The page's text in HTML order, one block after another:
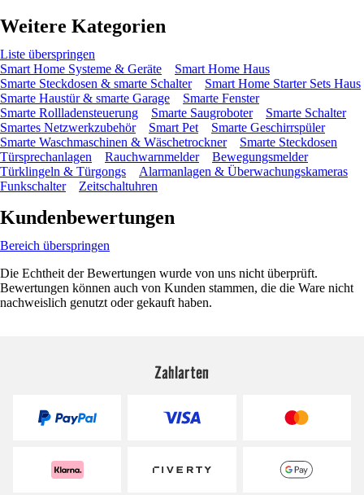
Weitere Kategorien
Liste überspringen
Smart Home Systeme & Geräte
Smart Home Haus
Smarte Steckdosen & smarte Schalter
Smart Home Starter Sets Haus
Smarte Haustür & smarte Garage
Smarte Fenster
Smarte Rollladensteuerung
Smarte Saugroboter
Smarte Schalter
Smartes Netzwerkzubehör
Smart Pet
Smarte Geschirrspüler
Smarte Waschmaschinen & Wäschetrockner
Smarte Steckdosen
Türsprechanlagen
Rauchwarnmelder
Bewegungsmelder
Türklingeln & Türgongs
Alarmanlagen & Überwachungskameras
Funkschalter
Zeitschaltuhren
Kundenbewertungen
Bereich überspringen
Die Echtheit der Bewertungen wurde von uns nicht überprüft.
Bewertungen können auch von Kunden stammen, die die Ware nicht
nachweislich genutzt oder gekauft haben.
Zahlarten